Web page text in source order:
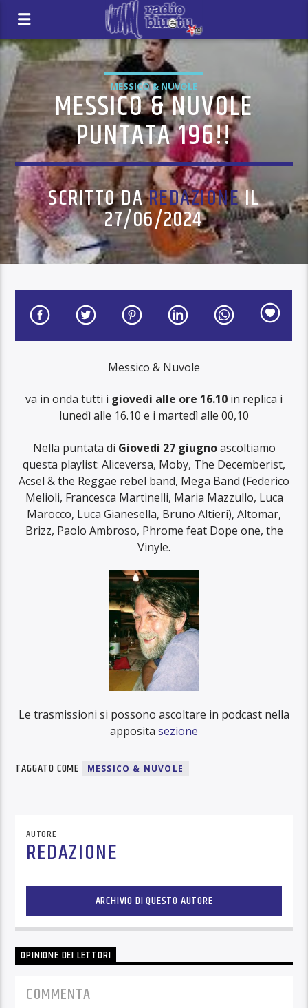
MESSICO & NUVOLE
MESSICO & NUVOLE
PUNTATA 196!!
SCRITTO DAREDAZIONEIL
27/06/2024
Messico & Nuvole
va in onda tutti i giovedì alle ore 16.10 in replica i
lunedì alle 16.10 e i martedì alle 00,10
Nella puntata di Giovedì 27 giugnoascoltiamo
questa playlist: Aliceversa, Moby, The Decemberist,
Acsel & the Reggae rebel band, Mega Band (Federico
Melioli, Francesca Martinelli, Maria Mazzullo, Luca
Marocco, Luca Gianesella, Bruno Altieri), Altomar,
Brizz, Paolo Ambroso, Phrome feat Dope one, the
Vinyle.
Le trasmissioni si possono ascoltare in podcast nella
apposita sezione
TAGGATO COME MESSICO & NUVOLE
AUTORE
REDAZIONE
ARCHIVIO DI QUESTO AUTORE
OPINIONE DEI LETTORI
COMMENTA